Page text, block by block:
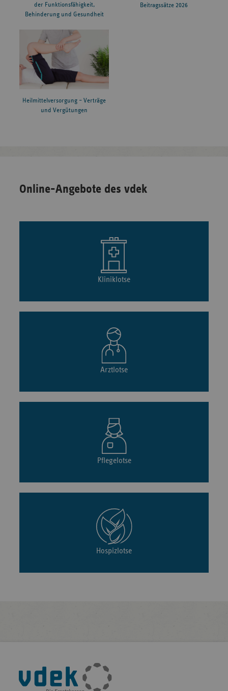
der Funktionsfähigkeit,
Behinderung und Gesundheit
Beitragssätze 2026
Heilmittelversorgung – Verträge
und Vergütungen
Online-Angebote des vdek
Kliniklotse
Arztlotse
Pflegelotse
Hospizlotse
Fußleisten-
Navigation